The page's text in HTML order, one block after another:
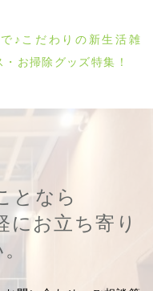
♪こだわりの新生活雑
お掃除グッズ特集！
となら
にお立ち寄り